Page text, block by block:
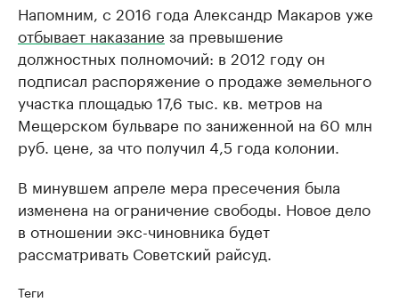
Напомним, с 2016 года Александр Макаров уже
отбывает наказание за превышение
должностных полномочий: в 2012 году он
подписал распоряжение о продаже земельного
участка площадью 17,6 тыс. кв. метров на
Мещерском бульваре по заниженной на 60 млн
руб. цене, за что получил 4,5 года колонии.
В минувшем апреле мера пресечения была
изменена на ограничение свободы. Новое дело
в отношении экс-чиновника будет
рассматривать Советский райсуд.
Теги